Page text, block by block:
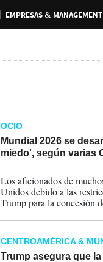
EMPRESAS & MANAGEMENT
OCIO
Mundial 2026 se
miedo', según varias
Los aficionados de
Unidos debido a las
Trump para la concesión
CENTROAMÉRICA &
Trump asegura que